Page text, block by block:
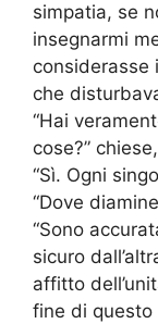
simpatia, se
insegnarmi
considerasse
che
“Hai
cose?”
“Sì. Ogni
“Dove
“Sono
sicuro
affitto
fine di questo